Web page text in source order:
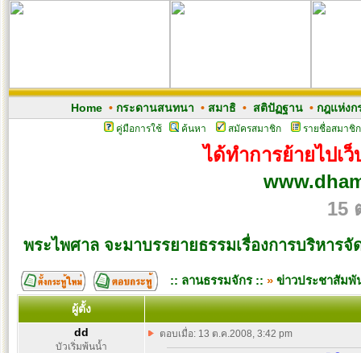
Home• กระดานสนทนา • สมาธิ• สติปัฏฐาน• กฎแห่งก
คู่มือการใช้ ค้นหา สมัครสมาชิก รายชื่อสมาชิก
ได้ทำการย้ายไปเ
15
พระไพศาล จะมาบรรยายธรรมเรื่องการบริหาร
:: ลานธรรมจักร :: » ข่าวประชาสัมพั
ผู้ตั้ง
dd
บัวเริ่มพ้นน้ำ
ตอบเมื่อ: 13 ต.ค.2008, 3:42 pm